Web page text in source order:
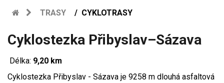
TRASY CYKLOTRASY
Cyklostezka Přibyslav–Sázava
Délka: 9,20 km
Cyklostezka Přibyslav - Sázava je 9258 m dlouhá asfaltová